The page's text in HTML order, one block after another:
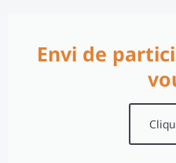
Envi de